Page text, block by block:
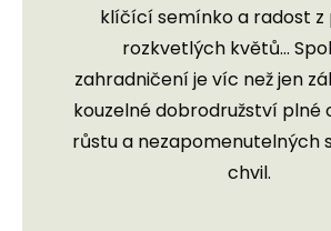
klíčící semínko a radost
rozkvetlých květů…
zahradničení je víc než jen
kouzelné dobrodružství plné
růstu a nezapomenutelných
chvil.